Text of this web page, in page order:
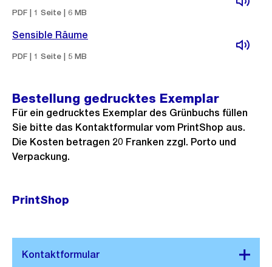
PDF | 1 Seite | 6 MB
Sensible Räume
PDF | 1 Seite | 5 MB
Bestellung gedrucktes Exemplar
Für ein gedrucktes Exemplar des Grünbuchs füllen
Sie bitte das Kontaktformular vom PrintShop aus.
Die Kosten betragen 20 Franken zzgl. Porto und
Verpackung.
PrintShop